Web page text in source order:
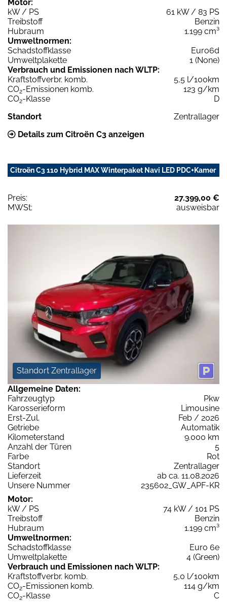
Motor:
kW / PS
61 kW / 83 PS
Treibstoff
Benzin
Hubraum
1.199 cm³
Umweltnormen:
Schadstoffklasse
Euro6d
Umweltplakette
1 (None)
Verbrauch und Emissionen nach WLTP:
Kraftstoffverbr. komb.
5,5 l/100km
CO2-Emissionen komb.
123 g/km
CO2-Klasse
D
Standort
Zentrallager
Details zum Citroën C3 anzeigen
Citroën C3 110 Hybrid MAX Winterpaket Navi LED PDC+Kamer
Preis:
27.399,00 €
MWSt:
ausweisbar
Standort Zentrallager
Allgemeine Daten:
Fahrzeugtyp
Pkw
Karosserieform
Limousine
Erst-Zul.
Feb / 2026
Getriebe
Automatik
Kilometerstand
9.000 km
Anzahl der Türen
5
Farbe
Rot
Standort
Zentrallager
Lieferzeit
ab ca. 11.08.2026
Unsere Nummer
235602_GW_APF-KR
Motor:
kW / PS
74 kW / 101 PS
Treibstoff
Benzin
Hubraum
1.199 cm³
Umweltnormen:
Schadstoffklasse
Euro 6e
Umweltplakette
4 (Green)
Verbrauch und Emissionen nach WLTP:
Kraftstoffverbr. komb.
5,0 l/100km
CO2-Emissionen komb.
114 g/km
CO2-Klasse
C